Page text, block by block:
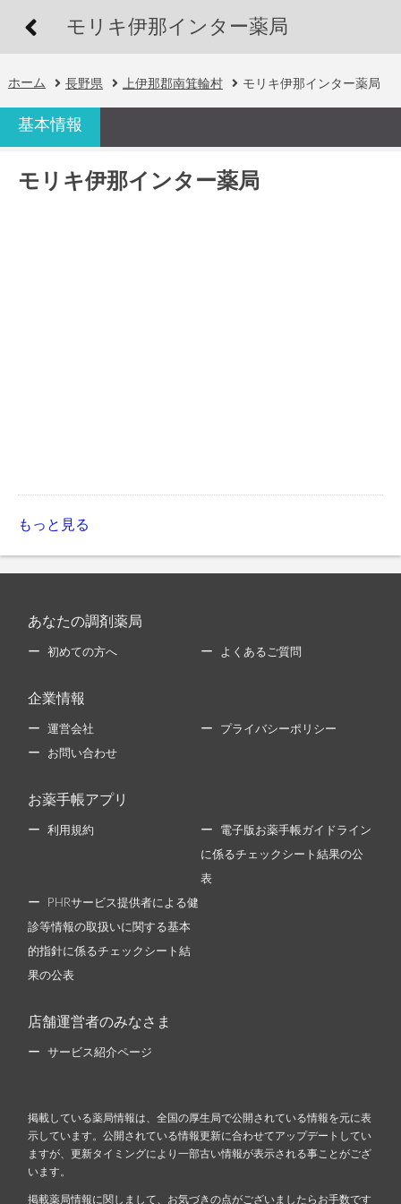
モリキ伊那インター薬局
ホーム 長野県 上伊那郡南箕輪村 モリキ伊那インター薬局
基本情報
モリキ伊那インター薬局
もっと見る
あなたの調剤薬局
初めての方へ よくあるご質問
企業情報
運営会社 プライバシーポリシー
お問い合わせ
お薬手帳アプリ
利用規約 電子版お薬手帳ガイドライン
に係るチェックシート結果の公
表
PHRサービス提供者による健
診等情報の取扱いに関する基本
的指針に係るチェックシート結
果の公表
店舗運営者のみなさま
サービス紹介ページ
掲載している薬局情報は、全国の厚生局で公開されている情報を元に表
示しています。公開されている情報更新に合わせてアップデートしてい
ますが、更新タイミングにより一部古い情報が表示される事ことがござ
います。
掲載薬局情報に関しまして、お気づきの点がございましたらお手数です